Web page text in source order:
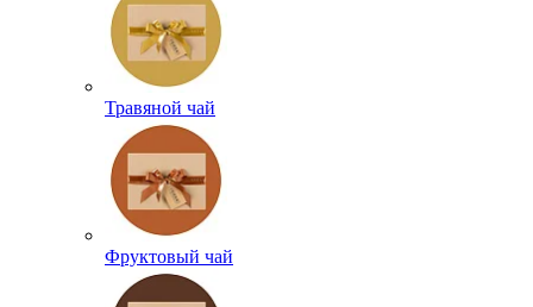
Травяной чай
Фруктовый чай